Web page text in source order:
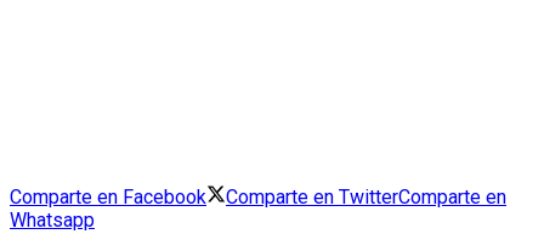
Comparte en Facebook Comparte en TwitterComparte en
Whatsapp